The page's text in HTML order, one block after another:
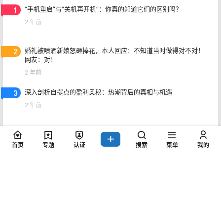
1 “手机重启”与“关机再开机”：你真的知道它们的区别吗？
2 年前
2
婚礼被喷酒新娘怒砸捧花，本人回应：不知道当时做得对不对！
网友：对！
2 年前
3 深入剖析自提点的盈利奥秘：热潮背后的真相与机遇
2 年前
4
突发！江苏盐城发生事件：女子因找新对象被前夫暴打，惨不忍
首页 专题 认证 搜索 菜单 我的